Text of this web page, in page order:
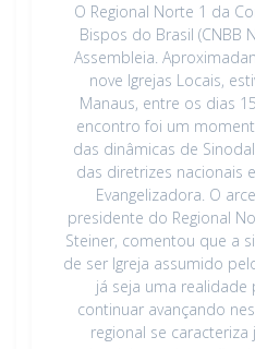
O Regional Norte 1 da
Bispos do Brasil (CNBB
Assembleia.
nove Igrejas Locais,
Manaus, entre os dias
encontro foi um
das dinâmicas de
das diretrizes nacionais
Evangelizadora. O
presidente do Regional
Steiner, comentou que a
de ser Igreja assumido
já seja uma realidade
continuar avançando
regional se